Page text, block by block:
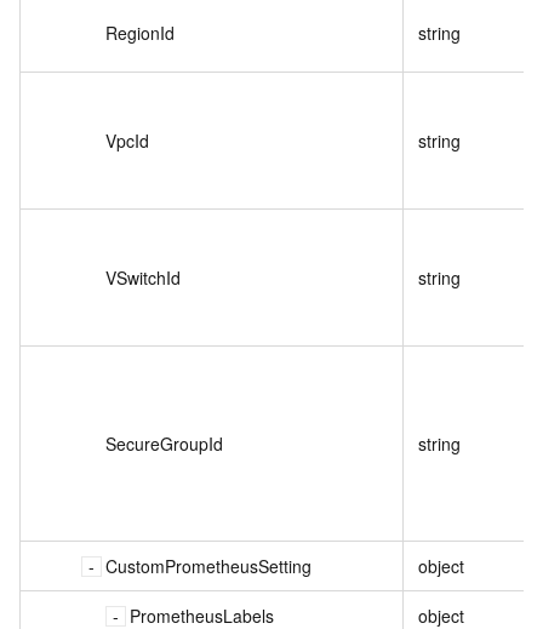
RegionId string
VpcId string
VSwitchId string
SecureGroupId string
CustomPrometheusSetting object
PrometheusLabels object